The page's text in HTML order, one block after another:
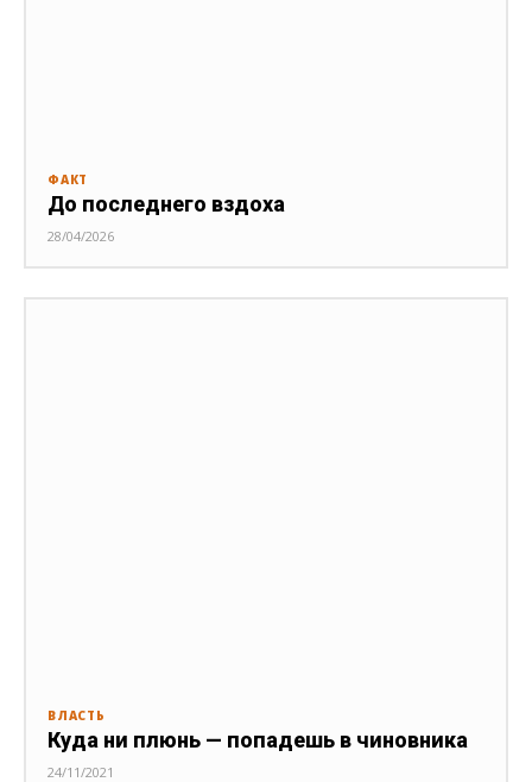
ФАКТ
До последнего вздоха
28/04/2026
ВЛАСТЬ
Куда ни плюнь — попадешь в чиновника
24/11/2021